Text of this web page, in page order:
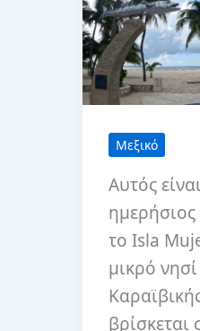
Μεξικό
Αυτός
το Isla
μικρό
βρίσκεται